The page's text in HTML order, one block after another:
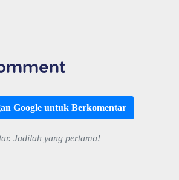
Google untuk Berkomentar
Jadilah yang pertama!